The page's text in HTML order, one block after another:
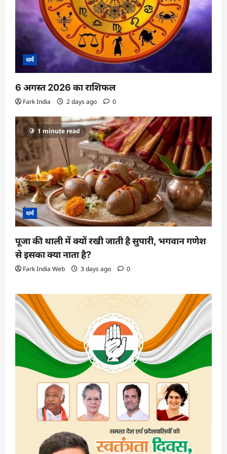
धर्म
6 अगस्त 2026 का राशिफल
Fark India 2 days ago 0
1 minute read
धर्म
पूजा की थाली में क्यों रखी जाती है सुपारी, भगवान गणेश
से इसका क्या नाता है?
Fark India Web 3 days ago 0